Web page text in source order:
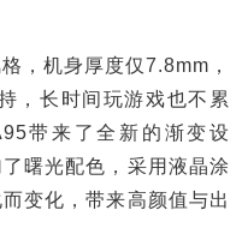
机身厚度仅7.8mm，
，长时间玩游戏也不累
带来了全新的渐变设
曙光配色，采用液晶涂
变化，带来高颜值与出